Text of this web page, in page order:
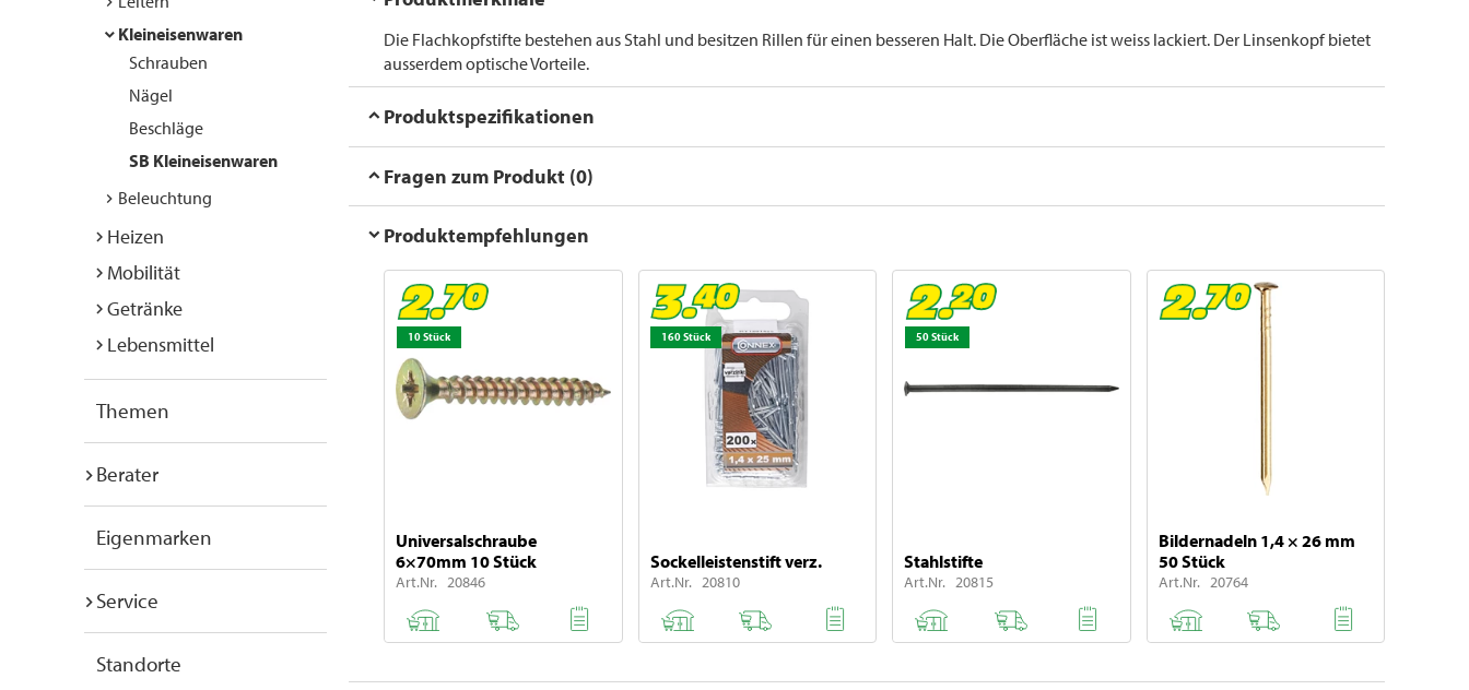
Kleineisenwaren
Schrauben
Nägel
Beschläge
SB Kleineisenwaren
Beleuchtung
Heizen
Mobilität
Getränke
Lebensmittel
Themen
Berater
Eigenmarken
Service
Standorte
Die Flachkopfstifte bestehen aus Stahl und besitzen Rillen für einen besseren Halt. Die Oberfläche ist weiss lackiert. Der Linsenkopf bietet
ausserdem optische Vorteile.
Produktspezifikationen
Fragen zum Produkt (0)
Produktempfehlungen
10 Stück
Universalschraube
6×70mm 10 Stück
Art.Nr. 20846
160 Stück
Sockelleistenstift verz.
Art.Nr. 20810
50 Stück
Stahlstifte
Art.Nr. 20815
Bildernadeln 1,4 × 26 mm
50 Stück
Art.Nr. 20764